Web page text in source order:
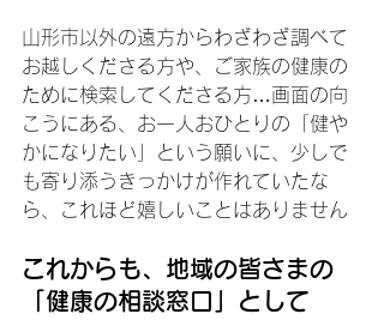
​山形市以外の遠方からわざわざ調べて
お越しくださる方や、ご家族の健康の
ために検索してくださる方…画面の向
こうにある、お一人おひとりの「健や
かになりたい」という願いに、少しで
も寄り添うきっかけが作れていたな
ら、これほど嬉しいことはありません
​これからも、地域の皆さまの
「健康の相談窓口」として